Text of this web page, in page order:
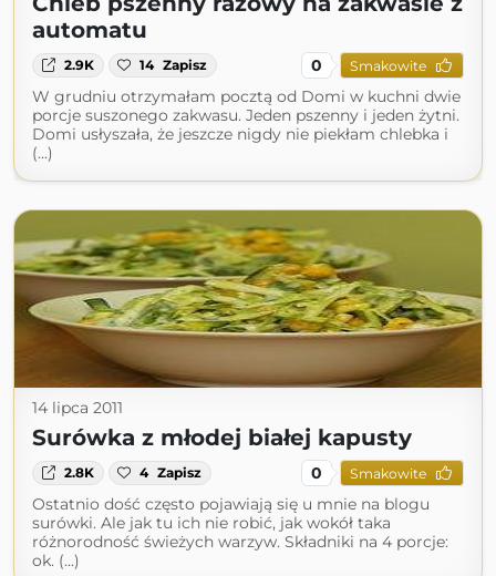
automatu
2.9K 14 Zapisz 0 Smakowite
W grudniu otrzymałam pocztą od Domi w kuchni dwie
porcje suszonego zakwasu. Jeden pszenny i jeden żytni.
Domi usłyszała, że jeszcze nigdy nie piekłam chlebka i
(...)
14 lipca 2011
Surówka z młodej białej kapusty
2.8K 4 Zapisz 0 Smakowite
Ostatnio dość często pojawiają się u mnie na blogu
surówki. Ale jak tu ich nie robić, jak wokół taka
różnorodność świeżych warzyw. Składniki na 4 porcje:
ok. (...)